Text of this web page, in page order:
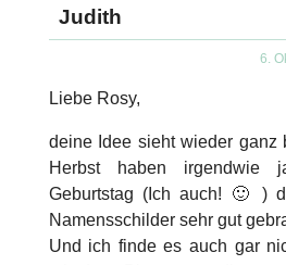
Judith
6.
Liebe Rosy,
deine Idee sieht wieder ganz
Herbst haben
Geburtstag (Ich auch! 🙂 )
Namensschilder sehr gut
Und ich finde es auch gar